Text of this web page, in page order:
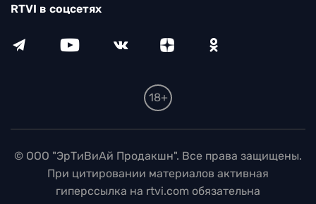
RTVI в соцсетях
18+
© ООО "ЭрТиВиАй Продакшн". Все права защищены.
При цитировании материалов активная
гиперссылка на rtvi.com обязательна